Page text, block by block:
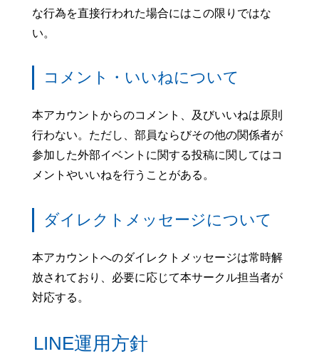
な行為を直接行われた場合にはこの限りではな
い。
コメント・いいねについて
本アカウントからのコメント、及びいいねは原則
行わない。ただし、部員ならびその他の関係者が
参加した外部イベントに関する投稿に関してはコ
メントやいいねを行うことがある。
ダイレクトメッセージについて
本アカウントへのダイレクトメッセージは常時解
放されており、必要に応じて本サークル担当者が
対応する。
LINE運用方針